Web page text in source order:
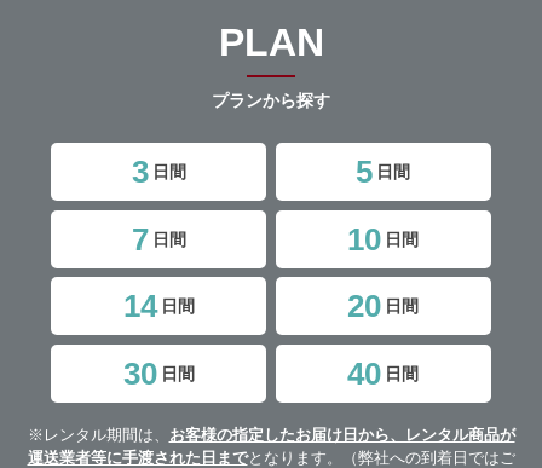
PLAN
プランから探す
3 日間 5 日間
7 日間 10 日間
14 日間 20 日間
30 日間 40 日間
※レンタル期間は、 お客様の指定したお届け日から、レンタル商品が
運送業者等に手渡された日までとなります。（弊社への到着日ではご